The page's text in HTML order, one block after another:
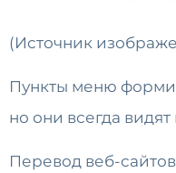
(Источник
Пункты меню
но они всегда
Перевод веб-